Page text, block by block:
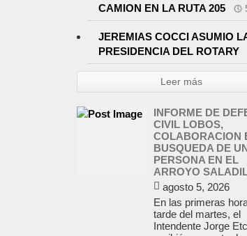
CAMION EN LA RUTA 205
JEREMIAS COCCI ASUMIO
PRESIDENCIA DEL ROTARY
Leer más
INFORME DE
CIVIL LOBOS,
COLABORACION
BUSQUEDA DE
PERSONA EN EL
ARROYO
agosto 5, 2026
En las primeras
tarde del martes, el
Intendente Jorge